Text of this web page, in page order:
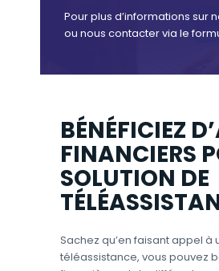
Pour plus d’informations sur
ou nous contacter via le
BÉNÉFICIEZ
FINANCIERS
SOLUTION DE
Sachez qu’en faisant appel
téléassistance, vous pouvez